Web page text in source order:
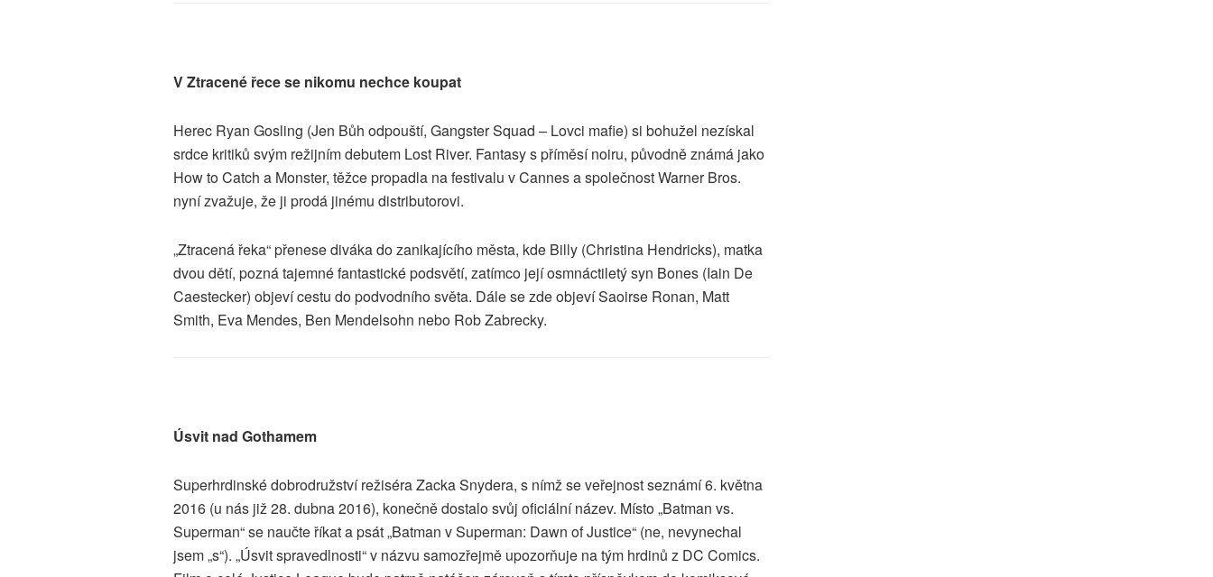
V Ztracené řece se nikomu nechce koupat
Herec Ryan Gosling (Jen Bůh odpouští, Gangster Squad – Lovci mafie) si bohužel nezískal
srdce kritiků svým režijním debutem Lost River. Fantasy s příměsí noiru, původně známá jako
How to Catch a Monster, těžce propadla na festivalu v Cannes a společnost Warner Bros.
nyní zvažuje, že ji prodá jinému distributorovi.
„Ztracená řeka“ přenese diváka do zanikajícího města, kde Billy (Christina Hendricks), matka
dvou dětí, pozná tajemné fantastické podsvětí, zatímco její osmnáctiletý syn Bones (Iain De
Caestecker) objeví cestu do podvodního světa. Dále se zde objeví Saoirse Ronan, Matt
Smith, Eva Mendes, Ben Mendelsohn nebo Rob Zabrecky.
Úsvit nad Gothamem
Superhrdinské dobrodružství režiséra Zacka Snydera, s nímž se veřejnost seznámí 6. května
2016 (u nás již 28. dubna 2016), konečně dostalo svůj oficiální název. Místo „Batman vs.
Superman“ se naučte říkat a psát „Batman v Superman: Dawn of Justice“ (ne, nevynechal
jsem „s“). „Úsvit spravedlnosti“ v názvu samozřejmě upozorňuje na tým hrdinů z DC Comics.